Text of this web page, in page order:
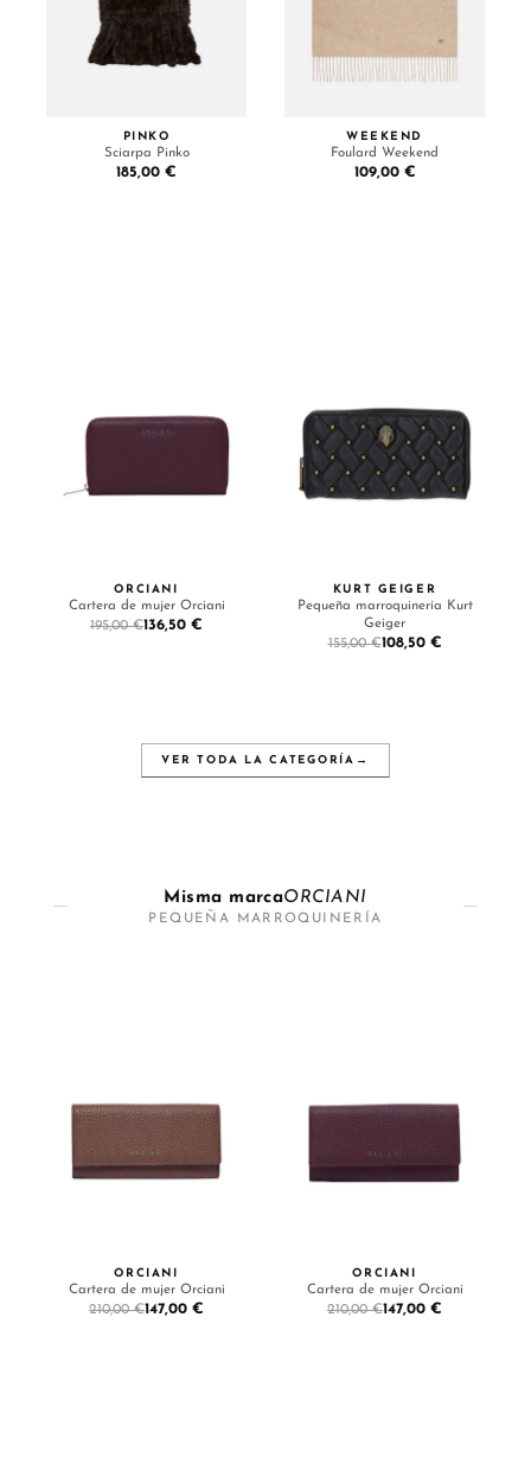
PINKO
Sciarpa Pinko
185,00 €
WEEKEND
Foulard Weekend
109,00 €
ORCIANI
Cartera de mujer Orciani
195,00 €136,50 €
KURT GEIGER
Pequeña marroquinería Kurt
Geiger
155,00 €108,50 €
VER TODA LA CATEGORÍA →
Misma marcaORCIANI
PEQUEÑA MARROQUINERÍA
ORCIANI
Cartera de mujer Orciani
210,00 €147,00 €
ORCIANI
Cartera de mujer Orciani
210,00 €147,00 €